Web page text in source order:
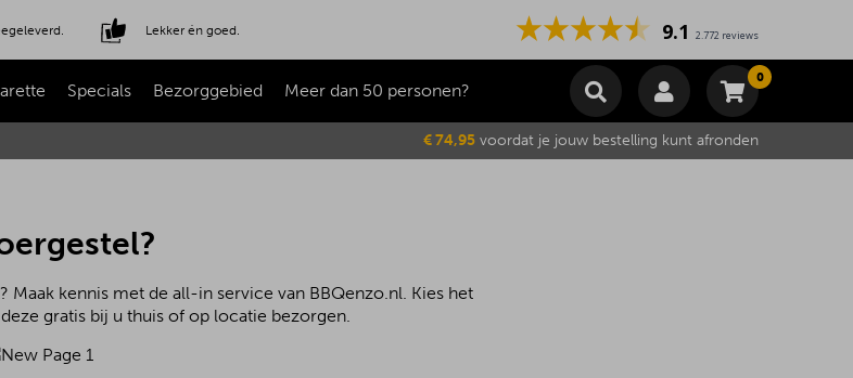
Lekker én goed. 9.1 2.772 reviews
Specials Bezorggebied Meer dan 50 personen?
0
Winkelmand
Subtotaal €0,00
€ 74,95 voordat je jouw bestelling kunt afronden
Maak kennis met de all-in service van BBQenzo.nl. Kies het
gratis bij u thuis of op locatie bezorgen.